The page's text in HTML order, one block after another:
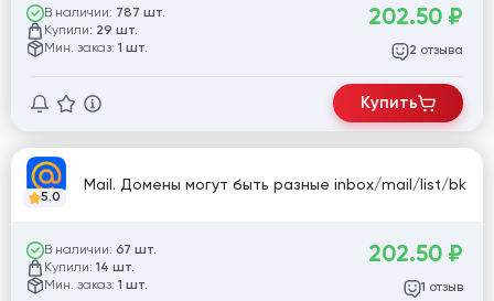
В наличии: 787 шт.
Купили: 29 шт.
Мин. заказ: 1 шт.
202.50 ₽
2 отзыва
Купить
5.0
Mail. Домены могут быть разные inbox/mail/list/bk
В наличии: 67 шт.
Купили: 14 шт.
Мин. заказ: 1 шт.
202.50 ₽
1 отзыв